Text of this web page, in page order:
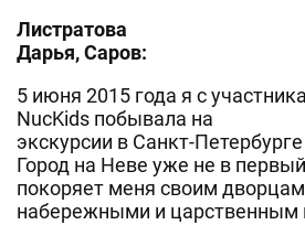
Листратова
Дарья, Саров:
5 июня 2015 года я с
NucKids побывала на
экскурсии в Санкт-
Город на Неве уже не в
покоряет меня своим
набережными и царственным